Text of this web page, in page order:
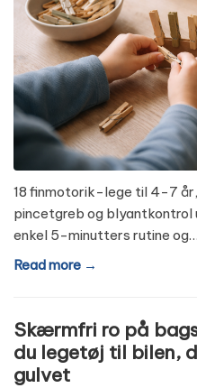
18 finmotorik-lege til 4-7
pincetgreb og blyantkontrol
enkel 5-minutters rutine og…
Read more →
Skærmfri ro på
du legetøj til bilen,
gulvet